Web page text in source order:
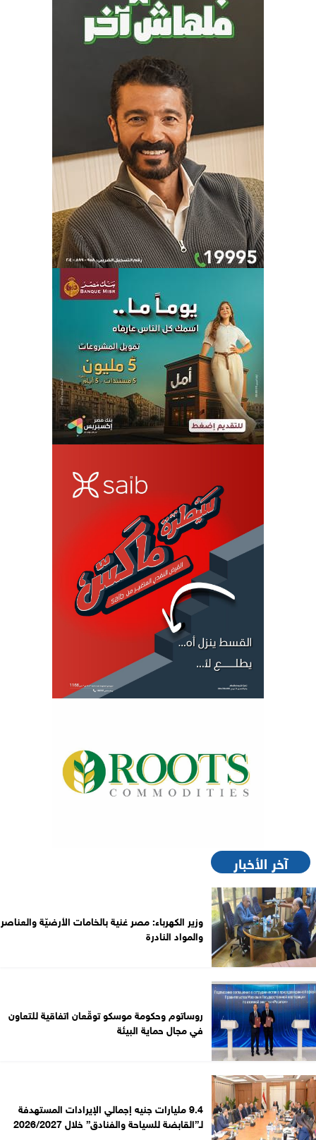
آخر الأخبار
وزير الكهرباء: مصر غنية بالخامات الأرضيّة والعناصر
والمواد النادرة
روساتوم وحكومة موسكو توقّعان اتفاقية للتعاون
في مجال حماية البيئة
9.4 مليارات جنيه إجمالي الإيرادات المستهدفة
لـ”القابضة للسياحة والفنادق” خلال 2026/2027